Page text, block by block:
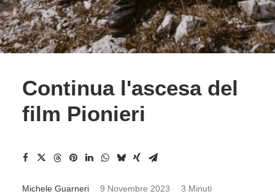
Continua l'ascesa del
film Pionieri
Michele Guarneri 9 Novembre 2023 3 Minuti